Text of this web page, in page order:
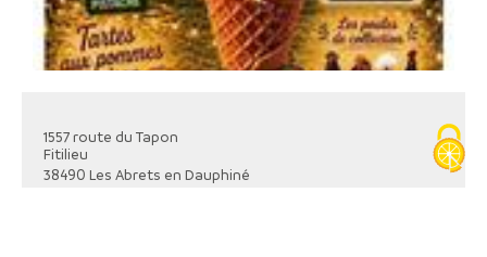
1557 route du Tapon
Fitilieu
38490 Les Abrets en Dauphiné